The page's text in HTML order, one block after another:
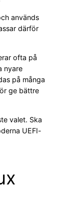
används
därför
ofta på
nyare
på många
ge bättre
valet. Ska
UEFI-